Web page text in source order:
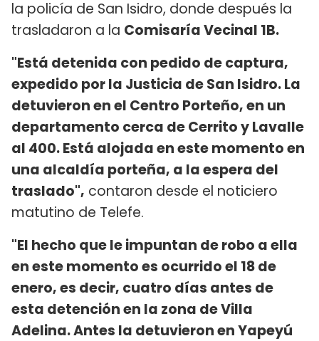
la policía de San Isidro, donde después la
trasladaron a la Comisaría Vecinal 1B.
"Está detenida con pedido de captura,
expedido por la Justicia de San Isidro. La
detuvieron en el Centro Porteño, en un
departamento cerca de Cerrito y Lavalle
al 400. Está alojada en este momento en
una alcaldía porteña, a la espera del
traslado", contaron desde el noticiero
matutino de Telefe.
"El hecho que le impuntan de robo a ella
en este momento es ocurrido el 18 de
enero, es decir, cuatro días antes de
esta detención en la zona de Villa
Adelina. Antes la detuvieron en Yapeyú